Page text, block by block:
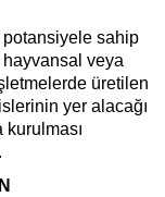
potansiyele sahip
hayvansal veya
üretilen
yer alacağı
kurulması